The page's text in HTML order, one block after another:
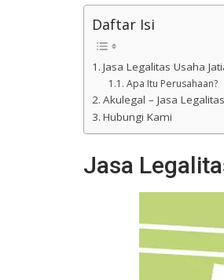
Daftar Isi
Jasa Legalitas Usaha
Apa Itu Perusahaan?
Akulegal – Jasa
Hubungi Kami
Jasa